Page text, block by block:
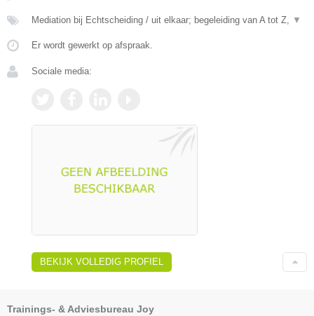
Mediation bij Echtscheiding / uit elkaar; begeleiding van A tot Z, ▼
Er wordt gewerkt op afspraak.
Sociale media:
BEKIJK VOLLEDIG PROFIEL
Trainings- & Adviesbureau Joy